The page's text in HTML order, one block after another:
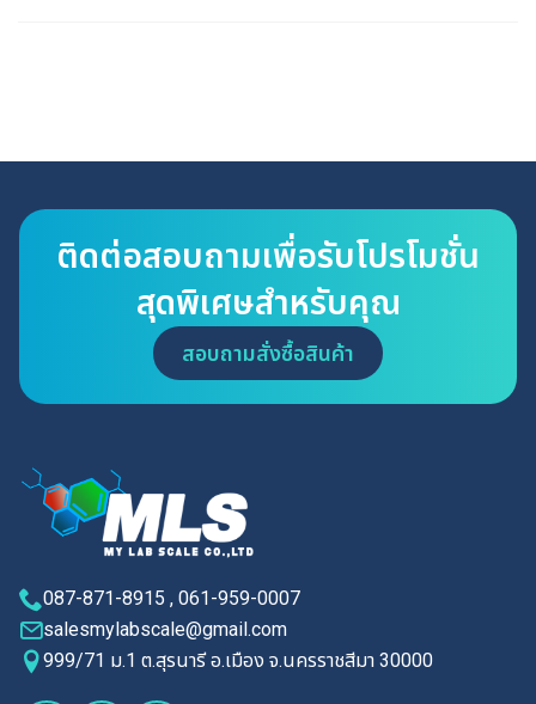
ติดต่อสอบถามเพื่อรับโปรโมชั่น
สุดพิเศษสำหรับคุณ
สอบถามสั่งซื้อสินค้า
087-871-8915 , 061-959-0007
salesmylabscale@gmail.com
999/71 ม.1 ต.สุรนารี อ.เมือง จ.นครราชสีมา 30000